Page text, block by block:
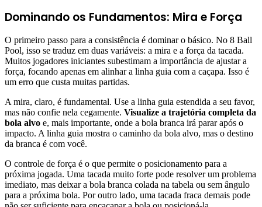
Dominando os Fundamentos: Mira e Força
O primeiro passo para a consistência é dominar o básico. No 8 Ball
Pool, isso se traduz em duas variáveis: a mira e a força da tacada.
Muitos jogadores iniciantes subestimam a importância de ajustar a
força, focando apenas em alinhar a linha guia com a caçapa. Isso é
um erro que custa muitas partidas.
A mira, claro, é fundamental. Use a linha guia estendida a seu favor,
mas não confie nela cegamente. Visualize a trajetória completa da
bola alvo e, mais importante, onde a bola branca irá parar após o
impacto. A linha guia mostra o caminho da bola alvo, mas o destino
da branca é com você.
O controle de força é o que permite o posicionamento para a
próxima jogada. Uma tacada muito forte pode resolver um problema
imediato, mas deixar a bola branca colada na tabela ou sem ângulo
para a próxima bola. Por outro lado, uma tacada fraca demais pode